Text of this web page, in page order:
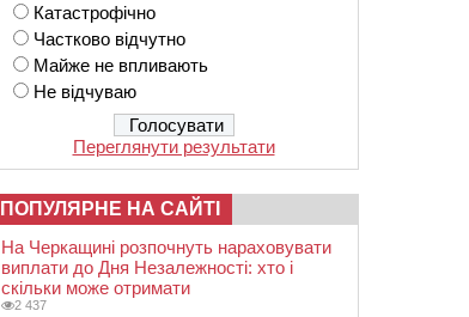
Катастрофічно
Частково відчутно
Майже не впливають
Не відчуваю
Переглянути результати
ПОПУЛЯРНЕ НА САЙТІ
На Черкащині розпочнуть нараховувати
виплати до Дня Незалежності: хто і
скільки може отримати
2 437